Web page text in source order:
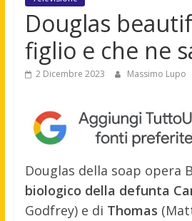
Douglas
figlio e che ne
2 Dicembre 2023 Massimo Lupo
Douglas della soap opera
biologico della defunta
Godfrey) e di Thomas